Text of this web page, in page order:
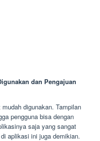
dan Pengajuan
digunakan. Tampilan
pengguna bisa dengan
saja yang sangat
aplikasi ini juga demikian.